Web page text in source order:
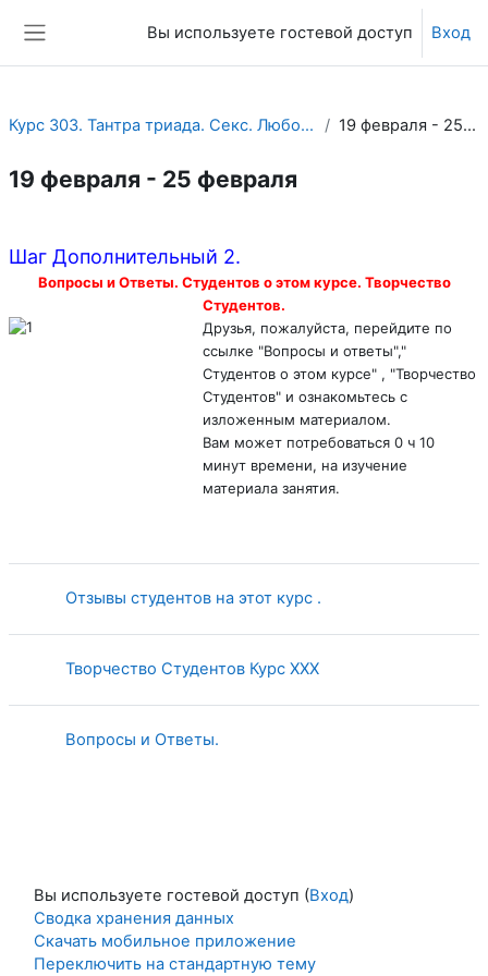
Вы используете гостевой доступ Вход
Курс 303. Тантра триада. Секс. Любовь. Духовность. 19 февраля - 25 февраля
19 февраля - 25 февраля
Шаг Дополнительный 2.
Вопросы и Ответы. Студентов о этом курсе. Творчество
Студентов.
Друзья, пожалуйста, перейдите по
ссылке "Вопросы и ответы","
Студентов о этом курсе" , "Творчество
Студентов" и ознакомьтесь с
изложенным материалом.
Вам может потребоваться 0 ч 10
минут времени, на изучение
материала занятия.
Отзывы студентов на этот курс .
Творчество Студентов Курс XXXСтраница
Вопросы и Ответы.
Вы используете гостевой доступ (Вход)
Сводка хранения данных
Скачать мобильное приложение
Переключить на стандартную тему